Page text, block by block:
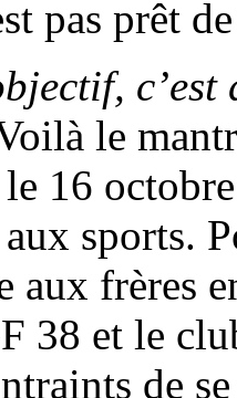
pas prêt
le
16
sports.
aux frères
38 et le
de